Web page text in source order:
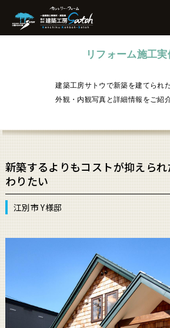
建築工房サトウで新築を建てられ
外観・内観写真と詳細情報をご紹
新築するよりもコストが抑えら
わりたい
江別市 Y様邸